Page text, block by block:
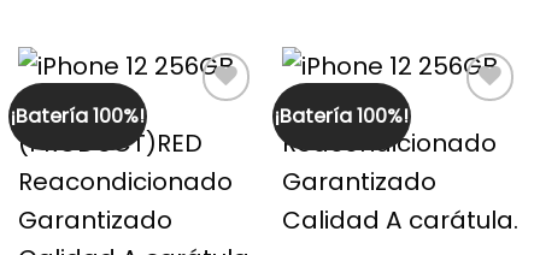
¡Batería 100%!
Guardar
¡Batería 100%!